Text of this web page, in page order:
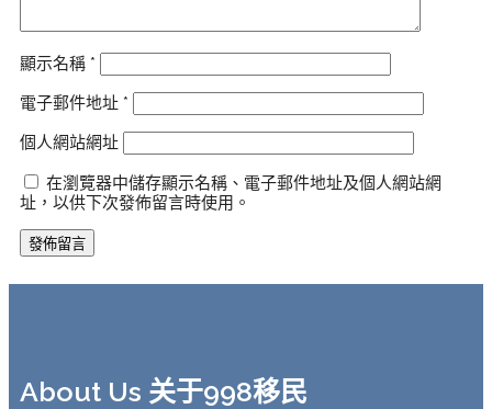
顯示名稱 *
電子郵件地址 *
個人網站網址
在瀏覽器中儲存顯示名稱、電子郵件地址及個人網站網
址，以供下次發佈留言時使用。
About Us 关于998移民